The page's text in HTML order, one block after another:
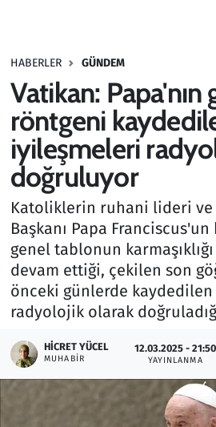
HABERLER GÜNDEM
Vatikan: Papa'nın
röntgeni
iyileşmeleri
doğruluyor
Katoliklerin ruhani lideri ve
Başkanı Papa
genel tablonun
devam ettiği, çekilen son
önceki günlerde
radyolojik olarak
HICRET YÜCEL
MUHABIR
12.03.2025 - 21:50
YAYINLANMA
Haber
Kültür Sanat
Kurumsal Haberler
Lezzet Durağı
Memur ve Kamu
Otomobil
Oyun
Ramazan